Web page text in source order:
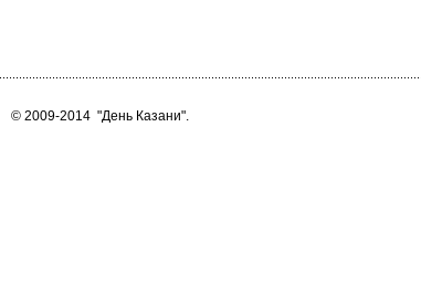
© 2009-2014 "День Казани".